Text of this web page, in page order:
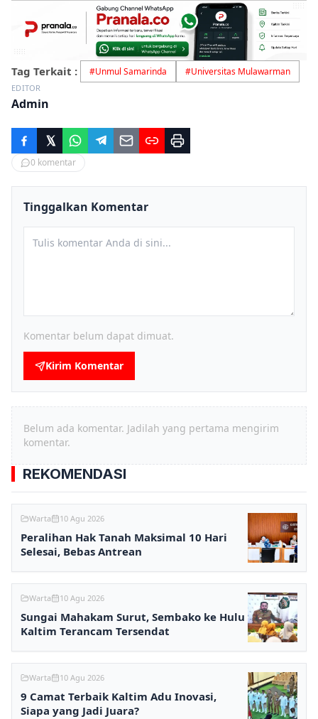
Tag Terkait : #Unmul Samarinda #Universitas Mulawarman
EDITOR
Admin
0 komentar
Tinggalkan Komentar
Komentar belum dapat dimuat.
Kirim Komentar
Belum ada komentar. Jadilah yang pertama mengirim
komentar.
REKOMENDASI
Warta 10 Agu 2026
Peralihan Hak Tanah Maksimal 10 Hari
Selesai, Bebas Antrean
Warta 10 Agu 2026
Sungai Mahakam Surut, Sembako ke Hulu
Kaltim Terancam Tersendat
Warta 10 Agu 2026
9 Camat Terbaik Kaltim Adu Inovasi,
Siapa yang Jadi Juara?